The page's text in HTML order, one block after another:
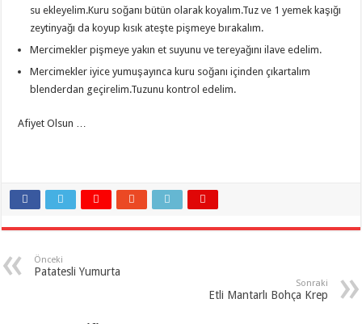
su ekleyelim.Kuru soğanı bütün olarak koyalım.Tuz ve 1 yemek kaşığı
zeytinyağı da koyup kısık ateşte pişmeye bırakalım.
Mercimekler pişmeye yakın et suyunu ve tereyağını ilave edelim.
Mercimekler iyice yumuşayınca kuru soğanı içinden çıkartalım
blenderdan geçirelim.Tuzunu kontrol edelim.
Afiyet Olsun …
Önceki
Patatesli Yumurta
Sonraki
Etli Mantarlı Bohça Krep